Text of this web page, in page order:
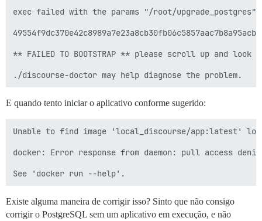
exec failed with the params "/root/upgrade_postgres"
** FAILED TO BOOTSTRAP ** please scroll up and
E quando tento iniciar o aplicativo conforme sugerido:
Unable to find image 'local_discourse/app:latest'
docker: Error response from daemon: pull access
Existe alguma maneira de corrigir isso? Sinto que não consigo
corrigir o PostgreSQL sem um aplicativo em execução, e não